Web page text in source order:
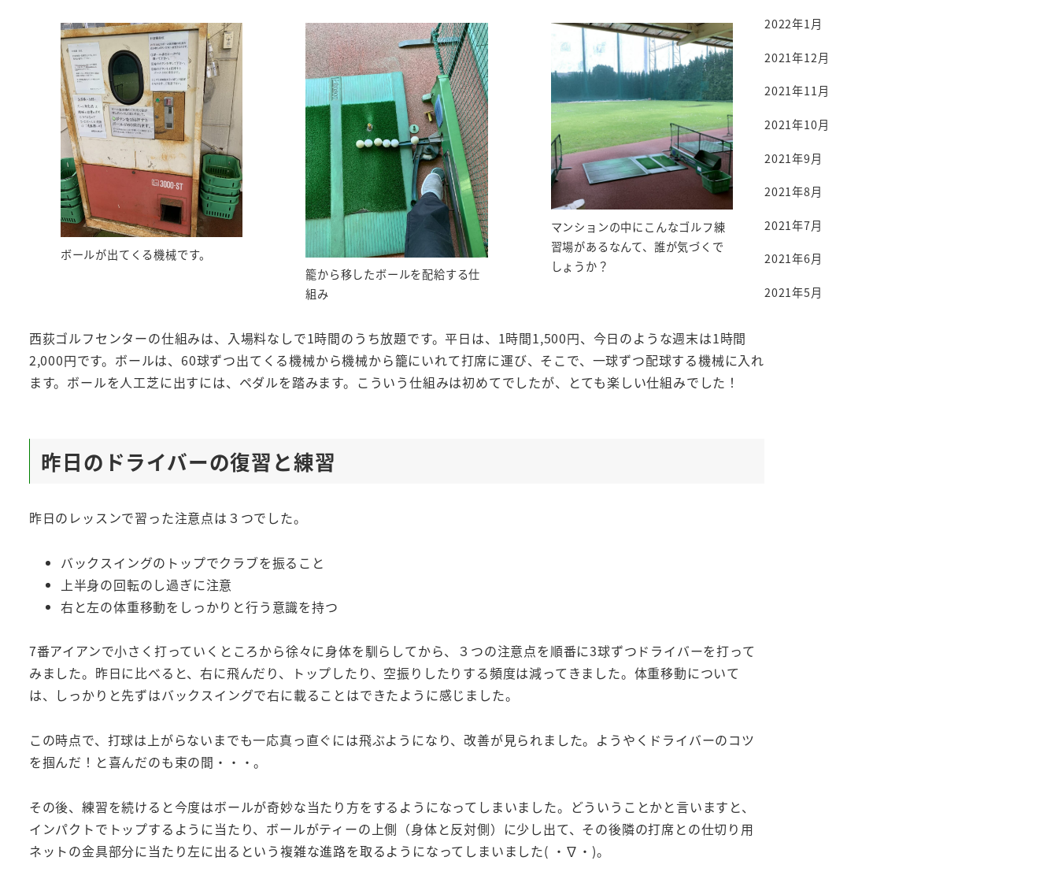
ボールが出てくる機械です。
籠から移したボールを配給する仕
組み
マンションの中にこんなゴルフ練
習場があるなんて、誰が気づくで
しょうか？
西荻ゴルフセンターの仕組みは、入場料なしで1時間のうち放題です。平日は、1時間1,500円、今日のような週末は1時間
2,000円です。ボールは、60球ずつ出てくる機械から機械から籠にいれて打席に運び、そこで、一球ずつ配球する機械に入れ
ます。ボールを人工芝に出すには、ペダルを踏みます。こういう仕組みは初めてでしたが、とても楽しい仕組みでした！
昨日のドライバーの復習と練習
昨日のレッスンで習った注意点は３つでした。
バックスイングのトップでクラブを振ること
上半身の回転のし過ぎに注意
右と左の体重移動をしっかりと行う意識を持つ
7番アイアンで小さく打っていくところから徐々に身体を馴らしてから、３つの注意点を順番に3球ずつドライバーを打って
みました。昨日に比べると、右に飛んだり、トップしたり、空振りしたりする頻度は減ってきました。体重移動について
は、しっかりと先ずはバックスイングで右に載ることはできたように感じました。
この時点で、打球は上がらないまでも一応真っ直ぐには飛ぶようになり、改善が見られました。ようやくドライバーのコツ
を掴んだ！と喜んだのも束の間・・・。
その後、練習を続けると今度はボールが奇妙な当たり方をするようになってしまいました。どういうことかと言いますと、
インパクトでトップするように当たり、ボールがティーの上側（身体と反対側）に少し出て、その後隣の打席との仕切り用
ネットの金具部分に当たり左に出るという複雑な進路を取るようになってしまいました( ・∇・)。
2022年1月
2021年12月
2021年11月
2021年10月
2021年9月
2021年8月
2021年7月
2021年6月
2021年5月